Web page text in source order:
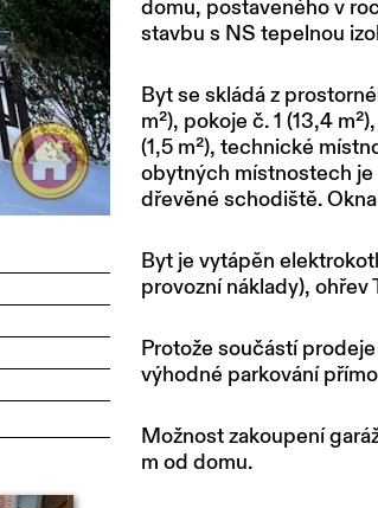
domu, postaveného v
stavbu s NS tepelnou
Byt se skládá z
m²), pokoje č. 1 (13,4
(1,5 m²), technické
obytných místnostech je
dřevěné schodiště.
Byt je vytápěn
provozní náklady), ohřev
Protože součástí
výhodné parkování
Možnost zakoupení
m od domu.